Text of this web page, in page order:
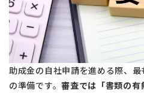
助成金の自社申請を進める際、
の準備です。審査では「書類の